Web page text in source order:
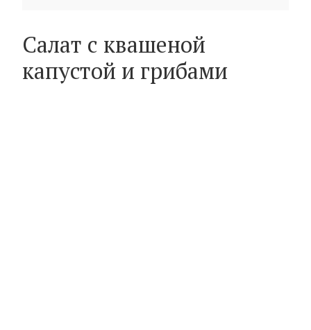
Салат с квашеной
капустой и грибами